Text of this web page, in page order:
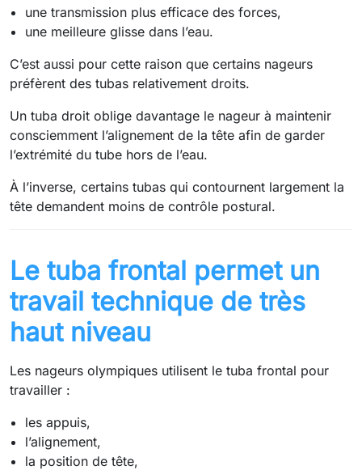
une transmission plus efficace des forces,
une meilleure glisse dans l’eau.
C’est aussi pour cette raison que certains nageurs
préfèrent des tubas relativement droits.
Un tuba droit oblige davantage le nageur à maintenir
consciemment l’alignement de la tête afin de garder
l’extrémité du tube hors de l’eau.
À l’inverse, certains tubas qui contournent largement la
tête demandent moins de contrôle postural.
Le tuba frontal permet un
travail technique de très
haut niveau
Les nageurs olympiques utilisent le tuba frontal pour
travailler :
les appuis,
l’alignement,
la position de tête,